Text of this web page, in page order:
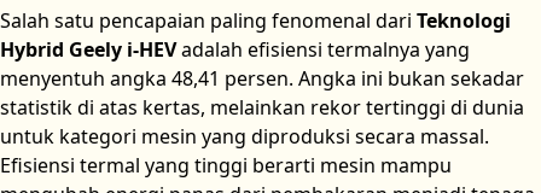
Salah satu pencapaian paling fenomenal dari Teknologi
Hybrid Geely i-HEVadalah efisiensi termalnya yang
menyentuh angka 48,41 persen. Angka ini bukan sekadar
statistik di atas kertas, melainkan rekor tertinggi di dunia
untuk kategori mesin yang diproduksi secara massal.
Efisiensi termal yang tinggi berarti mesin mampu